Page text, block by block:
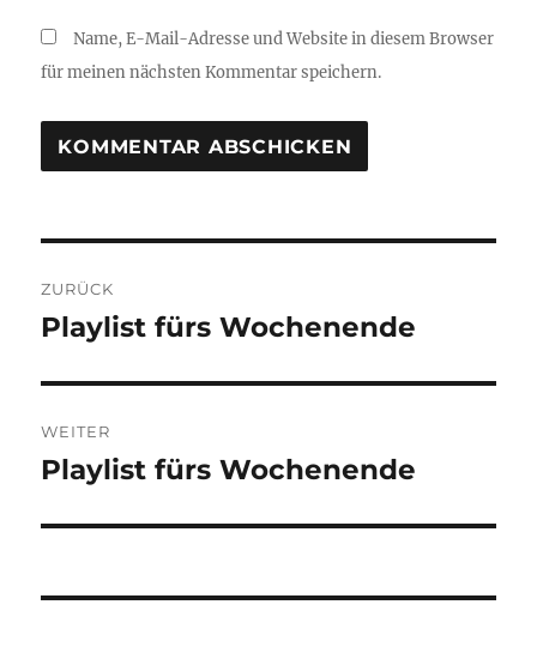
Name, E-Mail-Adresse und Website in diesem Browser
für meinen nächsten Kommentar speichern.
ZURÜCK
Vorheriger
Playlist fürs Wochenende
WEITER
Nächster
Playlist fürs Wochenende